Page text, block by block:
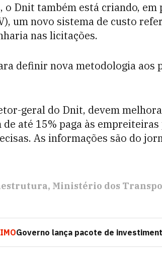
o Dnit também está criando, em
um novo sistema de custo
nas licitações.
definir nova metodologia aos
geral do Dnit, devem
até 15% paga às
As informações são do
Ministério dos
Governo lança pacote de